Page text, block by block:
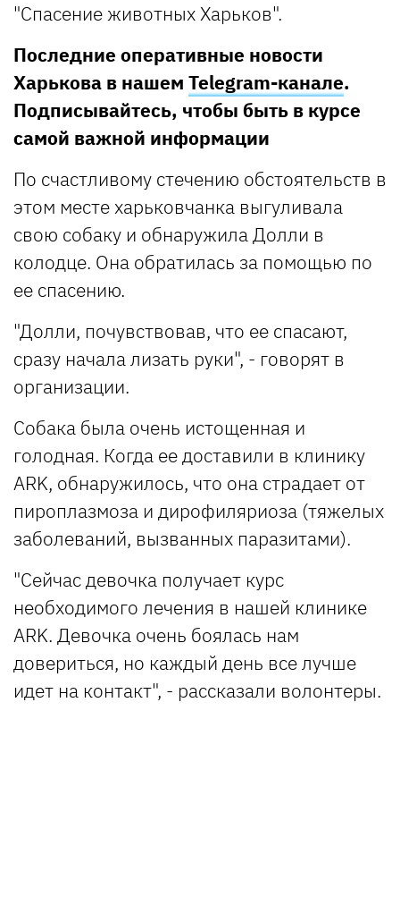
"Спасение животных Харьков".
Последние оперативные новости
Харькова в нашем Telegram-канале.
Подписывайтесь, чтобы быть в курсе
самой важной информации
По счастливому стечению обстоятельств в
этом месте харьковчанка выгуливала
свою собаку и обнаружила Долли в
колодце. Она обратилась за помощью по
ее спасению.
"Долли, почувствовав, что ее спасают,
сразу начала лизать руки", - говорят в
организации.
Собака была очень истощенная и
голодная. Когда ее доставили в клинику
ARK, обнаружилось, что она страдает от
пироплазмоза и дирофиляриоза (тяжелых
заболеваний, вызванных паразитами).
"Сейчас девочка получает курс
необходимого лечения в нашей клинике
ARK. Девочка очень боялась нам
довериться, но каждый день все лучше
идет на контакт", - рассказали волонтеры.